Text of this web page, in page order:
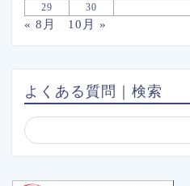
29
30
« 8月 10月 »
よくある質問｜検索